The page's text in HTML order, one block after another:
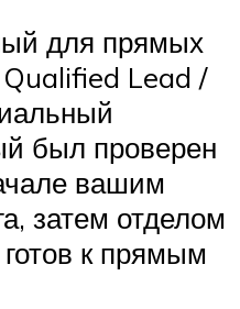
для прямых
Lead /
был проверен
вашим
затем отделом
к прямым